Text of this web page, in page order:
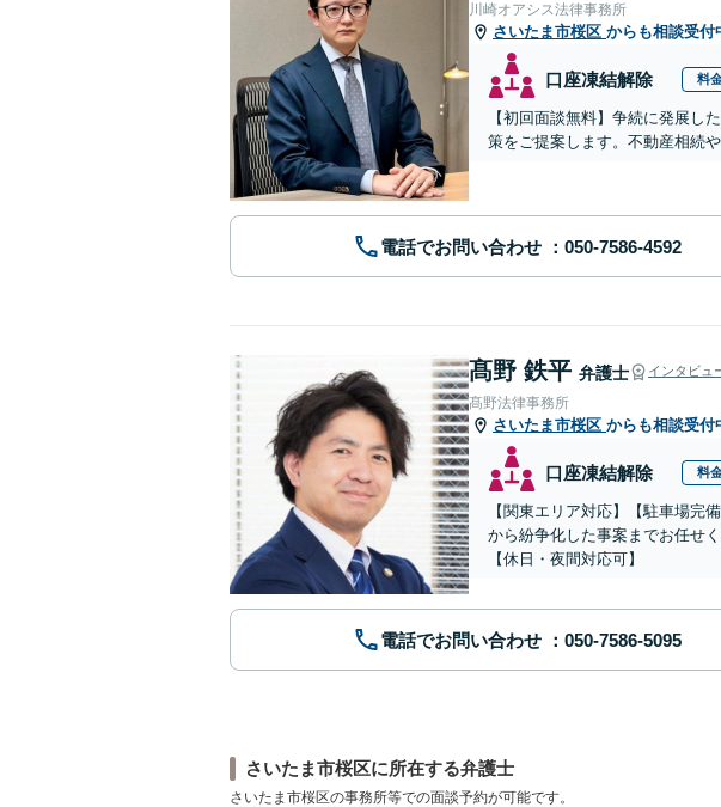
川崎オアシス法律事務所
さいたま市桜区 からも相談受付
口座凍結解除 料
【初回面談無料】争続に発展し
策をご提案します。不動産相続
電話でお問い合わせ
髙野 鉄平 弁護士 インタビュ
髙野法律事務所
さいたま市桜区 からも相談受付
口座凍結解除 料
【関東エリア対応】【駐車場完
から紛争化した事案までお任せ
【休日・夜間対応可】
電話でお問い合わせ
さいたま市桜区に所在する弁護士
さいたま市桜区の事務所等での面談予約が可能です。